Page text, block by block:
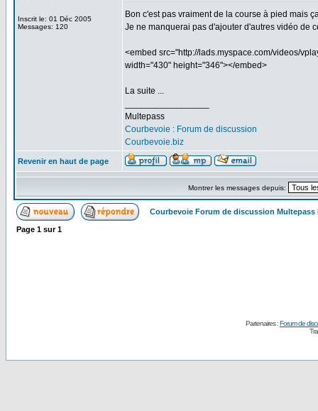
Inscrit le: 01 Déc 2005
Messages: 120
Bon c'est pas vraiment de la course à pied mais
Je ne manquerai pas d'ajouter d'autres vidéo de
<embed src="http://lads.myspace.com/videos/
width="430" height="346"></embed>
La suite ...
Multepass
Courbevoie : Forum de discussion
Courbevoie.biz
Revenir en haut de page
Montrer les messages depuis:
Courbevoie Forum de discussion Multepass
Page 1 sur1
Partenaires :Forum de